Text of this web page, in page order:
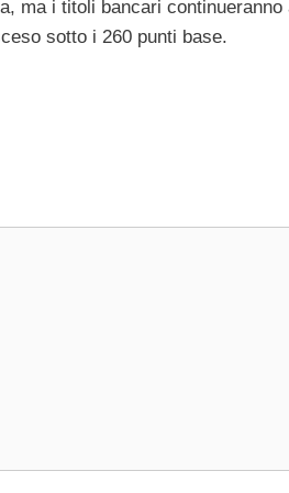
ma i titoli bancari continueranno
sotto i 260 punti base.